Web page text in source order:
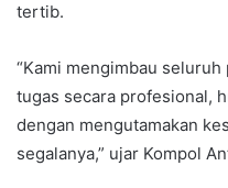
tertib.
“Kami mengimbau
tugas secara profesional,
dengan mengutamakan
segalanya,” ujar Kompol